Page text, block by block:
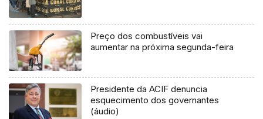
Preço dos combustíveis vai
aumentar na próxima segunda-feira
Presidente da ACIF denuncia
esquecimento dos governantes
(áudio)